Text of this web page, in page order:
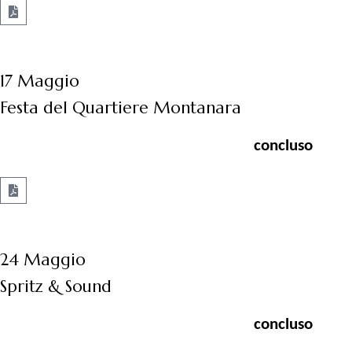
17 Maggio
Festa del Quartiere Montanara
concluso
24 Maggio
Spritz & Sound
concluso